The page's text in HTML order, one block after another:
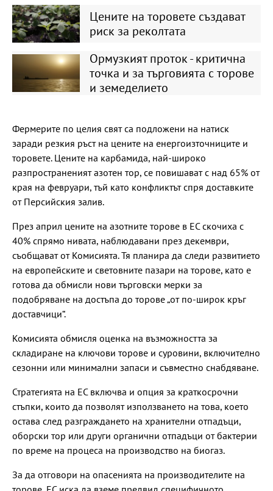
Цените на торовете създават
риск за реколтата
Ормузкият проток - критична
точка и за търговията с торове
и земеделието
Фермерите по целия свят са подложени на натиск
заради резкия ръст на цените на енергоизточниците и
торовете. Цените на карбамида, най-широко
разпространеният азотен тор, се повишават с над 65% от
края на февруари, тъй като конфликтът спря доставките
от Персийския залив.
През април цените на азотните торове в ЕС скочиха с
40% спрямо нивата, наблюдавани през декември,
съобщават от Комисията. Тя планира да следи развитието
на европейските и световните пазари на торове, като е
готова да обмисли нови търговски мерки за
подобряване на достъпа до торове „от по-широк кръг
доставчици“.
Комисията обмисля оценка на възможността за
складиране на ключови торове и суровини, включително
сезонни или минимални запаси и съвместно снабдяване.
Стратегията на ЕС включва и опция за краткосрочни
стъпки, които да позволят използването на това, което
остава след разграждането на хранителни отпадъци,
оборски тор или други органични отпадъци от бактерии
по време на процеса на производство на биогаз.
За да отговори на опасенията на производителите на